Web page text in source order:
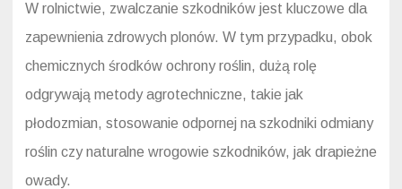
W rolnictwie, zwalczanie szkodników jest kluczowe dla
zapewnienia zdrowych plonów. W tym przypadku, obok
chemicznych środków ochrony roślin, dużą rolę
odgrywają metody agrotechniczne, takie jak
płodozmian, stosowanie odpornej na szkodniki odmiany
roślin czy naturalne wrogowie szkodników, jak drapieżne
owady.